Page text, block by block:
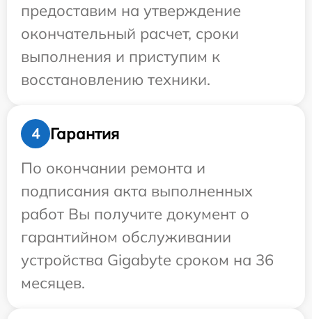
предоставим на утверждение
окончательный расчет, сроки
выполнения и приступим к
восстановлению техники.
4
Гарантия
По окончании ремонта и
подписания акта выполненных
работ Вы получите документ о
гарантийном обслуживании
устройства Gigabyte сроком на 36
месяцев.